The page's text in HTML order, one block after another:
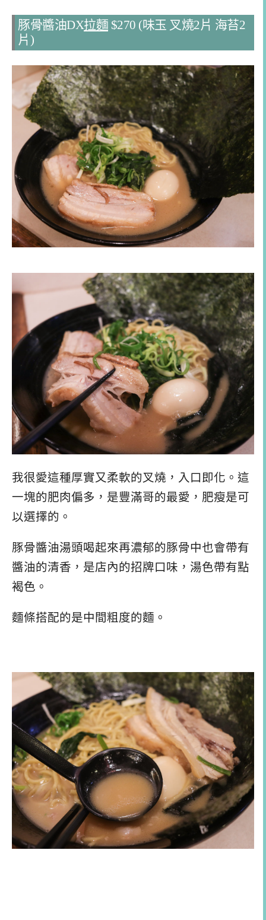
豚骨醬油DX拉麵 $270 (味玉 叉燒2片 海苔2
片)
我很愛這種厚實又柔軟的叉燒，入口即化。這
一塊的肥肉偏多，是豐滿哥的最愛，肥瘦是可
以選擇的。
豚骨醬油湯頭喝起來再濃郁的豚骨中也會帶有
醬油的清香，是店內的招牌口味，湯色帶有點
褐色。
麵條搭配的是中間粗度的麵。